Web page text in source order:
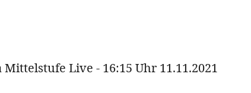
Live - 16:15 Uhr 11.11.2021